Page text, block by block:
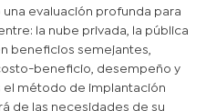
evaluación profunda para
la nube privada, la pública
beneficios semejantes,
beneficio, desempeño y
el método de implantación
de las necesidades de su